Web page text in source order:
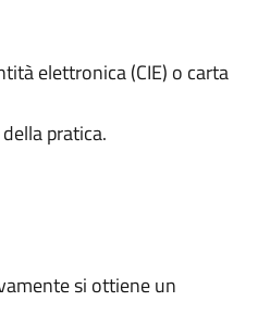
elettronica (CIE) o carta
pratica.
si ottiene un